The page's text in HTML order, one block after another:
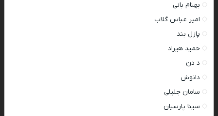
بهنام بانی
امیر عباس گلاب
پازل بند
حمید هیراد
د دن
دانوش
سامان جلیلی
سینا پارسیان